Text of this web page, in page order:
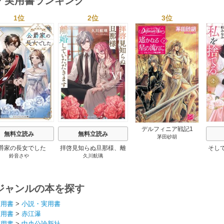
1位
無料立読み
家の長女でした
鈴音さや
2位
無料立読み
拝啓見知らぬ旦那様、離
婚していただきます
久川航璃
3位
デルフィニア戦記1
茅田砂胡
そし
ャンルの本を探す
書 > 小説・実用書
書 > 赤江瀑